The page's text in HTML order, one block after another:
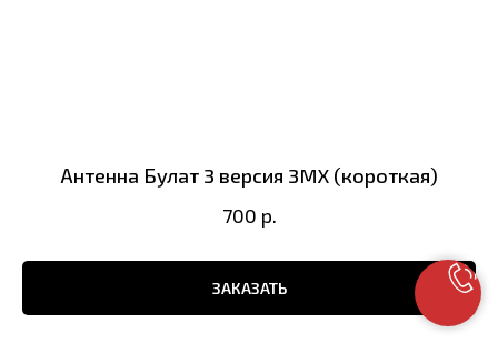
Антенна Булат 3 версия 3MX (короткая)
700 р.
ЗАКАЗАТЬ